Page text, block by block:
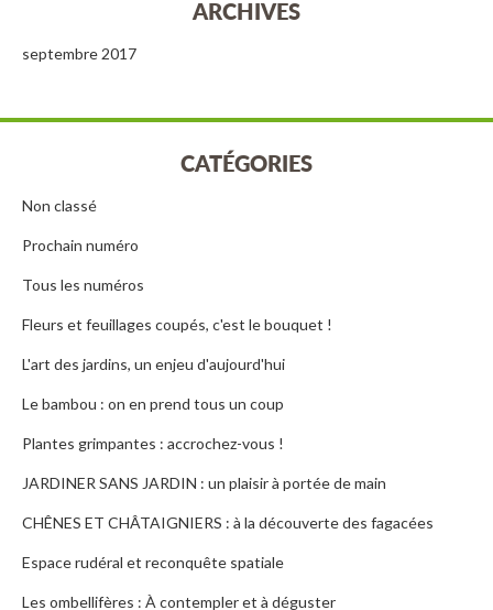
ARCHIVES
septembre 2017
CATÉGORIES
Non classé
Prochain numéro
Tous les numéros
Fleurs et feuillages coupés, c'est le bouquet !
L'art des jardins, un enjeu d'aujourd'hui
Le bambou : on en prend tous un coup
Plantes grimpantes : accrochez-vous !
JARDINER SANS JARDIN : un plaisir à portée de main
CHÊNES ET CHÂTAIGNIERS : à la découverte des fagacées
Espace rudéral et reconquête spatiale
Les ombellifères : À contempler et à déguster